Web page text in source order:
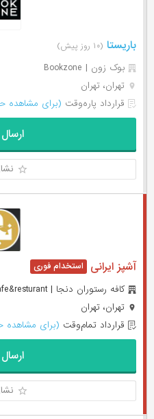
باریستا (۱۰ روز پیش)
بوک زون | Bookzone
تهران، تهران
قرارداد پاره‌وقت (برای مشاهده
آشپز ایرانی
کافه رستوران دنجا | Denja cafe&resturant
تهران، تهران
قرارداد تمام‌وقت (برای مشاهده